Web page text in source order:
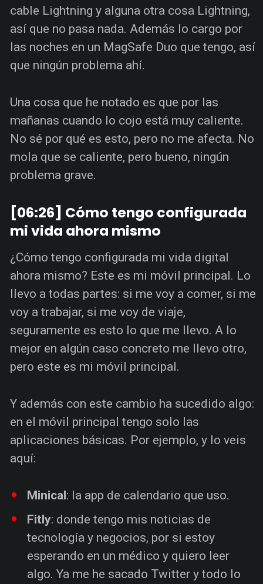
cable Lightning y alguna otra cosa Lightning,
así que no pasa nada. Además lo cargo por
las noches en un MagSafe Duo que tengo, así
que ningún problema ahí.
Una cosa que he notado es que por las
mañanas cuando lo cojo está muy caliente.
No sé por qué es esto, pero no me afecta. No
mola que se caliente, pero bueno, ningún
problema grave.
[06:26] Cómo tengo configurada
mi vida ahora mismo
¿Cómo tengo configurada mi vida digital
ahora mismo? Este es mi móvil principal. Lo
llevo a todas partes: si me voy a comer, si me
voy a trabajar, si me voy de viaje,
seguramente es esto lo que me llevo. A lo
mejor en algún caso concreto me llevo otro,
pero este es mi móvil principal.
Y además con este cambio ha sucedido algo:
en el móvil principal tengo solo las
aplicaciones básicas. Por ejemplo, y lo veis
aquí:
Minical: la app de calendario que uso.
Fitly: donde tengo mis noticias de
tecnología y negocios, por si estoy
esperando en un médico y quiero leer
algo. Ya me he sacado Twitter y todo lo